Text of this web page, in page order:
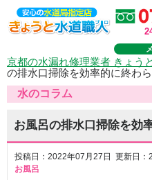
京都の水漏れ修理業者 きょう
の排水口掃除を効率的に終わ
水のコラム
お風呂の排水口掃除を効
投稿日：2022年07月27日 更新日：
お風呂